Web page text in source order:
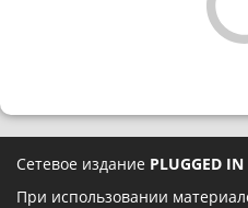
Сетевое издание PLUGGED IN
При использовании